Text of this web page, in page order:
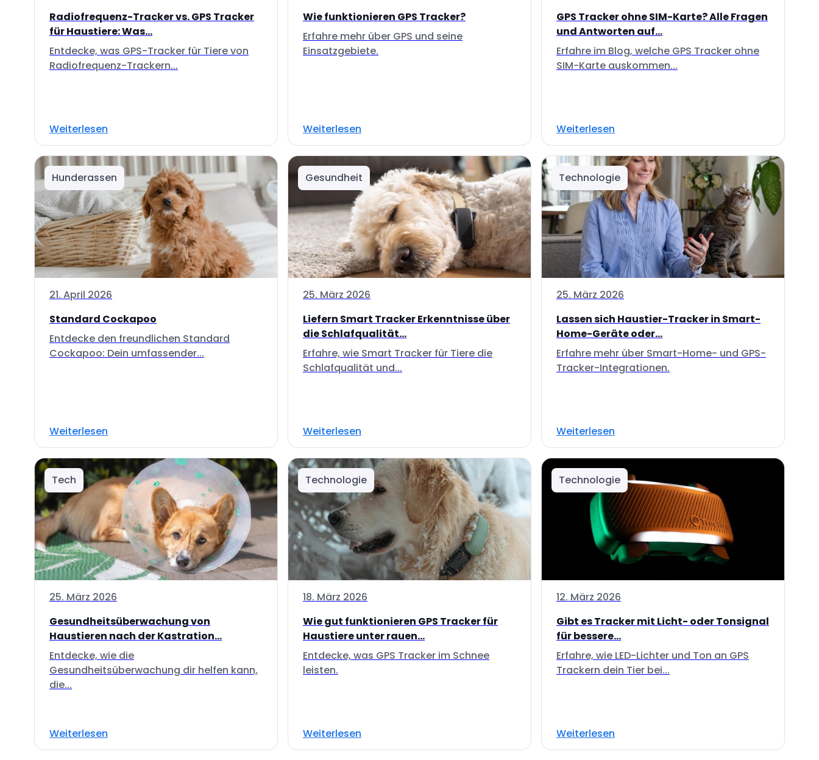
Radiofrequenz-Tracker vs. GPS Tracker
für Haustiere: Was...
Entdecke, was GPS-Tracker für Tiere von
Radiofrequenz-Trackern...
Weiterlesen
Wie funktionieren GPS Tracker?
Erfahre mehr über GPS und seine
Einsatzgebiete.
Weiterlesen
GPS Tracker ohne SIM-Karte? Alle Fragen
und Antworten auf...
Erfahre im Blog, welche GPS Tracker ohne
SIM-Karte auskommen...
Weiterlesen
Hunderassen
21. April 2026
Standard Cockapoo
Entdecke den freundlichen Standard
Cockapoo: Dein umfassender...
Weiterlesen
Gesundheit
25. März 2026
Liefern Smart Tracker Erkenntnisse über
die Schlafqualität...
Erfahre, wie Smart Tracker für Tiere die
Schlafqualität und...
Weiterlesen
Technologie
25. März 2026
Lassen sich Haustier-Tracker in Smart-
Home-Geräte oder...
Erfahre mehr über Smart-Home- und GPS-
Tracker-Integrationen.
Weiterlesen
Tech
25. März 2026
Gesundheitsüberwachung von
Haustieren nach der Kastration...
Entdecke, wie die
Gesundheitsüberwachung dir helfen kann,
die...
Weiterlesen
Technologie
18. März 2026
Wie gut funktionieren GPS Tracker für
Haustiere unter rauen...
Entdecke, was GPS Tracker im Schnee
leisten.
Weiterlesen
Technologie
12. März 2026
Gibt es Tracker mit Licht- oder Tonsignal
für bessere...
Erfahre, wie LED-Lichter und Ton an GPS
Trackern dein Tier bei...
Weiterlesen